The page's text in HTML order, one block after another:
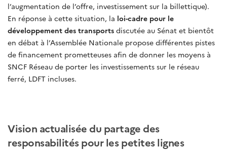
l’augmentation de l’offre, investissement sur la billettique).
En réponse à cette situation, la loi-cadre pour le
développement des transports discutée au Sénat et bientôt
en débat à l’Assemblée Nationale propose différentes pistes
de financement prometteuses afin de donner les moyens à
SNCF Réseau de porter les investissements sur le réseau
ferré, LDFT incluses.
Vision actualisée du partage des
responsabilités pour les petites lignes